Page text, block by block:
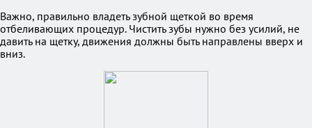
Важно, правильно владеть зубной щеткой во время
отбеливающих процедур. Чистить зубы нужно без усилий, не
давить на щетку, движения должны быть направлены вверх и
вниз.